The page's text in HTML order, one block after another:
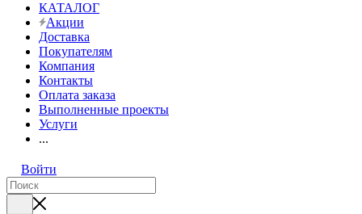
КАТАЛОГ
Акции
Доставка
Покупателям
Компания
Контакты
Оплата заказа
Выполненные проекты
Услуги
...
Войти